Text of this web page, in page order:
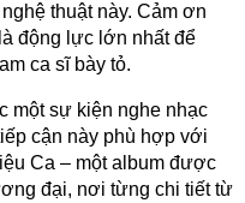
thuật này. Cảm ơn
động lực lớn nhất để
ca sĩ bày tỏ.
một sự kiện nghe nhạc
cận này phù hợp với
Ca – một album được
đại, nơi từng chi tiết từ